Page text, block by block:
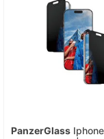
PanzerGlass Iphone